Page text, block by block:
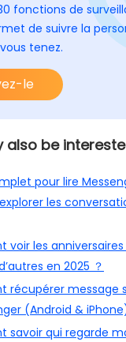
fonctions de
de suivre la
tenez.
le
also be
pour lire
les
voir les anniversaires
en 2025 ？
récupérer message
(Android &
savoir qui regarde